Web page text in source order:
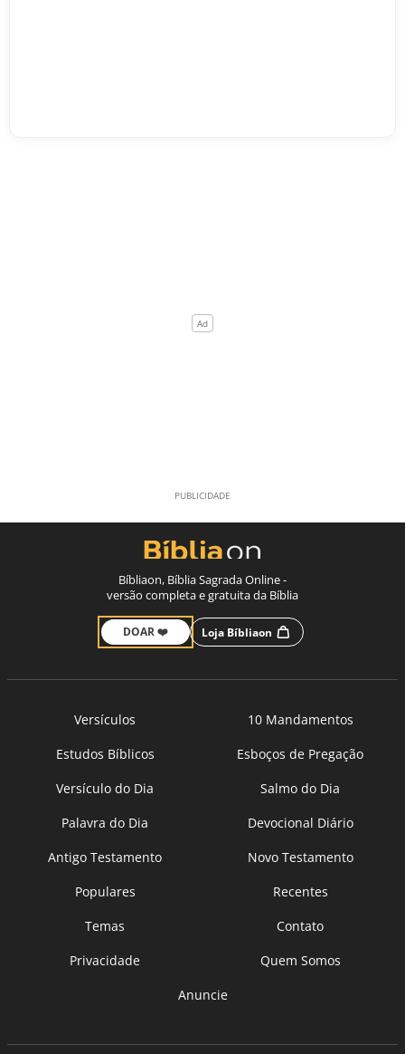
Bíbliaon, Bíblia Sagrada Online -
versão completa e gratuita da Bíblia
DOAR ❤️ Loja Bíbliaon
Versículos
10 Mandamentos
Estudos Bíblicos
Esboços de Pregação
Versículo do Dia
Salmo do Dia
Palavra do Dia
Devocional Diário
Antigo Testamento
Novo Testamento
Populares
Recentes
Temas
Contato
Privacidade
Quem Somos
Anuncie